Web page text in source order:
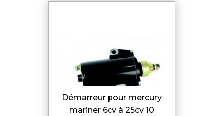
démarreur pour mercury
mariner 6cv à 25cv 10